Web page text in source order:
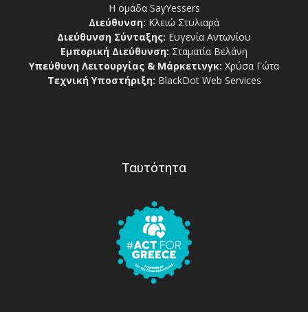
Η ομάδα SayYessers
Διεύθυνση: Κλειώ Στυλιαρά
Διεύθυνση Σύνταξης: Ευγενία Αντωνίου
Εμπορική Διεύθυνση: Σταματία Βελάνη
Υπεύθυνη Λειτουργίας & Μάρκετινγκ: Χρύσα Γώτα
Τεχνική Υποστήριξη: BlackDot Web Services
Ταυτότητα